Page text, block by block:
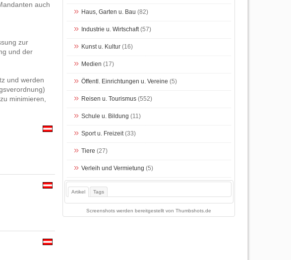
auch
zur
und der
und werden
minimieren,
Haus, Garten u. Bau (82)
Industrie u. Wirtschaft(57)
Kunst u. Kultur(16)
Medien (17)
Öffentl. Einrichtungen u. Vereine (5)
Reisen u. Tourismus(552)
Schule u. Bildung (11)
Sport u. Freizeit(33)
Tiere (27)
Verleih und Vermietung (5)
Artikel Tags
Screenshots werden bereitgestellt vonThumbshots.de